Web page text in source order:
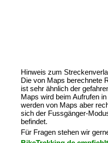
Hinweis zum
Die von Maps berechnete
ist sehr ähnlich der
Maps wird beim Aufrufen
werden von Maps aber
sich der Fussgänger-
befindet.
Für Fragen stehen wir